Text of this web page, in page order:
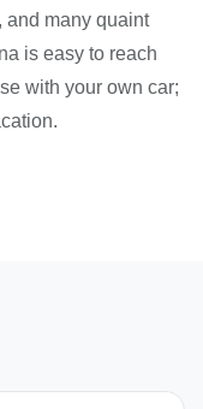
and many quaint
is easy to reach
with your own car;